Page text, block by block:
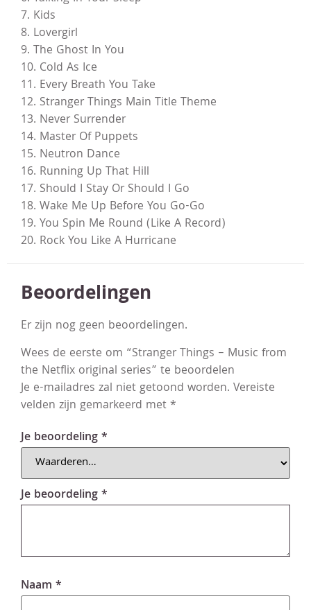
7. Kids
8. Lovergirl
9. The Ghost In You
10. Cold As Ice
11. Every Breath You Take
12. Stranger Things Main Title Theme
13. Never Surrender
14. Master Of Puppets
15. Neutron Dance
16. Running Up That Hill
17. Should I Stay Or Should I Go
18. Wake Me Up Before You Go-Go
19. You Spin Me Round (Like A Record)
20. Rock You Like A Hurricane
Beoordelingen
Er zijn nog geen beoordelingen.
Wees de eerste om “Stranger Things – Music from
the Netflix original series” te beoordelen
Je e-mailadres zal niet getoond worden. Vereiste
velden zijn gemarkeerd met*
Je beoordeling*
Je beoordeling*
Naam *